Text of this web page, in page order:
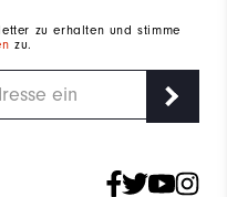
zu erhalten und stimme
zu.